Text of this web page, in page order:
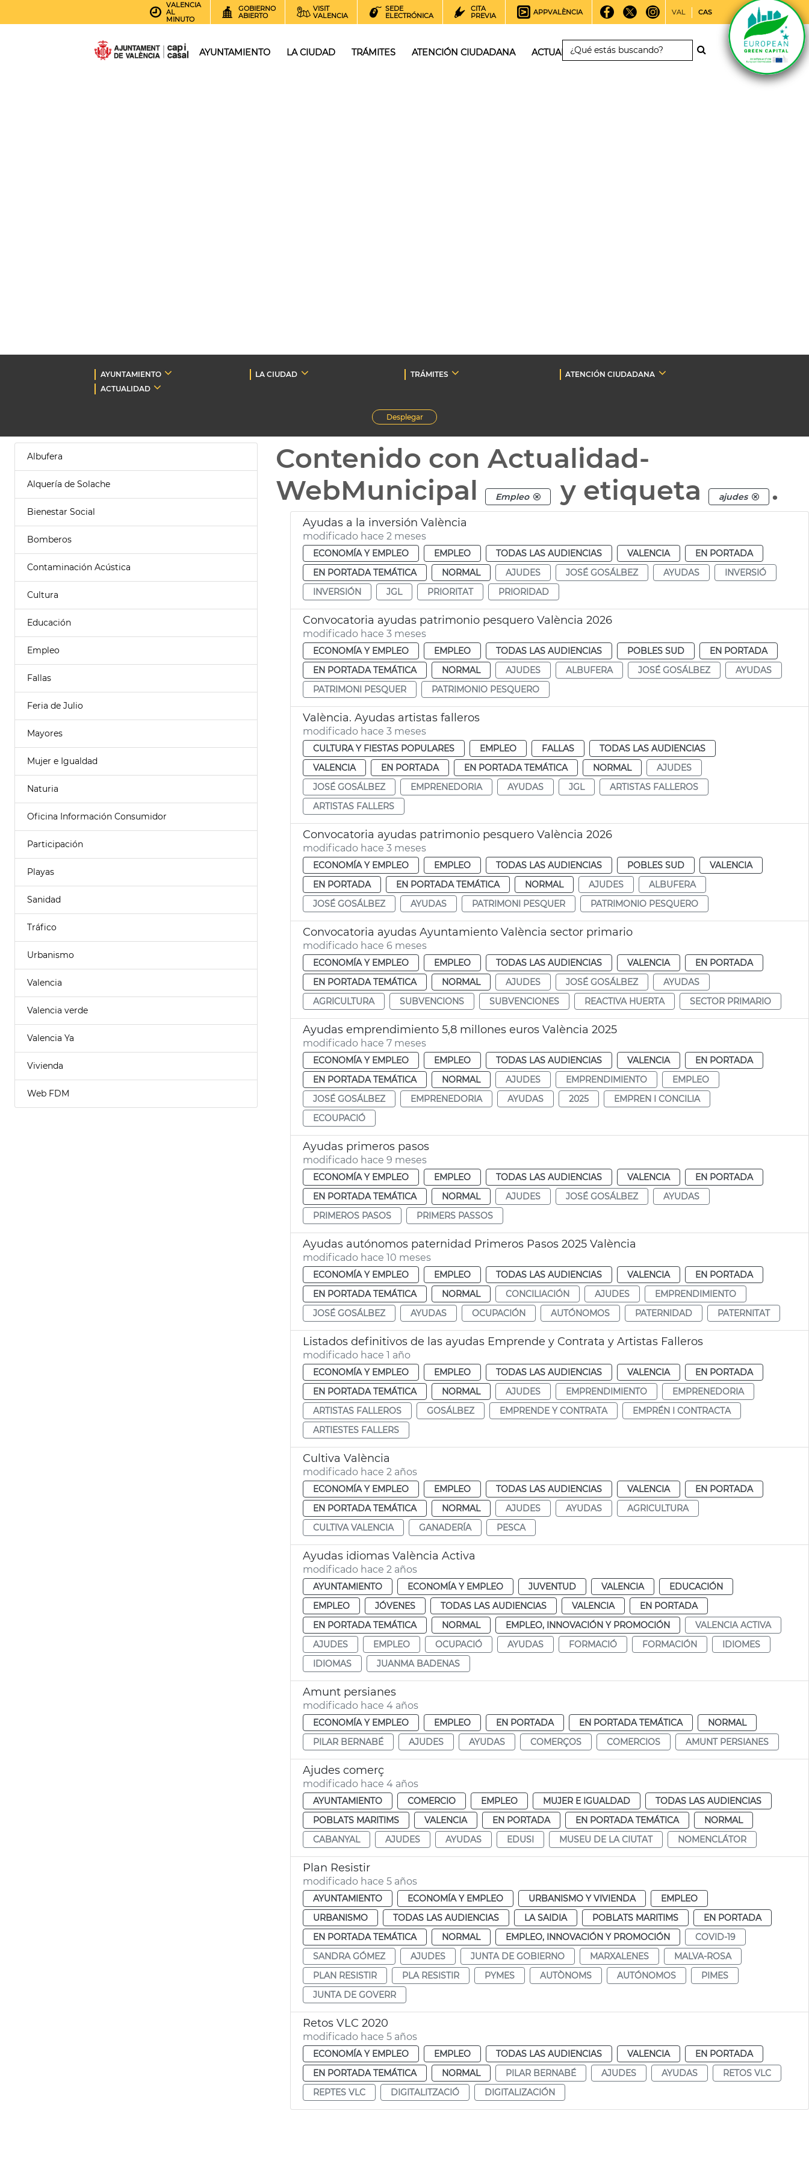
VALENCIA
AL
MINUTO
GOBIERNO
ABIERTO
VISIT
VALENCIA
SEDE
ELECTRÓNICA
CITA
PREVIA
APPVALÈNCIA VAL CAS
AYUNTAMIENTO LA CIUDAD TRÁMITES ATENCIÓN CIUDADANA ACTUALIDAD
AYUNTAMIENTO LA CIUDAD TRÁMITES
ATENCIÓN CIUDADANA
ACTUALIDAD
Desplegar
Albufera
Alquería de Solache
Bienestar Social
Bomberos
Contaminación Acústica
Cultura
Educación
Empleo
Fallas
Feria de Julio
Mayores
Mujer e Igualdad
Naturia
Oficina Información Consumidor
Participación
Playas
Sanidad
Tráfico
Urbanismo
Valencia
Valencia verde
Valencia Ya
Vivienda
Web FDM
Contenido con Actualidad-
WebMunicipal
Empleo y etiqueta ajudes .
Ayudas a la inversión València
modificado hace 2 meses
ECONOMÍA Y EMPLEO EMPLEO TODAS LAS AUDIENCIAS VALENCIA
EN PORTADA
EN PORTADA TEMÁTICA
NORMAL AJUDES JOSÉ GOSÁLBEZ AYUDAS
INVERSIÓ
INVERSIÓN
JGL PRIORITAT PRIORIDAD
Convocatoria ayudas patrimonio pesquero València 2026
modificado hace 3 meses
ECONOMÍA Y EMPLEO EMPLEO TODAS LAS AUDIENCIAS POBLES SUD
EN PORTADA
EN PORTADA TEMÁTICA
NORMAL AJUDES ALBUFERA JOSÉ GOSÁLBEZ
AYUDAS
PATRIMONI PESQUER
PATRIMONIO PESQUERO
València. Ayudas artistas falleros
modificado hace 3 meses
CULTURA Y FIESTAS POPULARES EMPLEO FALLAS
TODAS LAS AUDIENCIAS
VALENCIA
EN PORTADA EN PORTADA TEMÁTICA NORMAL
AJUDES
JOSÉ GOSÁLBEZ
EMPRENEDORIA AYUDAS JGL
ARTISTAS FALLEROS
ARTISTAS FALLERS
Convocatoria ayudas patrimonio pesquero València 2026
modificado hace 3 meses
ECONOMÍA Y EMPLEO EMPLEO TODAS LAS AUDIENCIAS POBLES SUD
VALENCIA
EN PORTADA
EN PORTADA TEMÁTICA NORMAL AJUDES
ALBUFERA
JOSÉ GOSÁLBEZ
AYUDAS PATRIMONI PESQUER PATRIMONIO PESQUERO
Convocatoria ayudas Ayuntamiento València sector primario
modificado hace 6 meses
ECONOMÍA Y EMPLEO EMPLEO TODAS LAS AUDIENCIAS VALENCIA
EN PORTADA
EN PORTADA TEMÁTICA
NORMAL AJUDES JOSÉ GOSÁLBEZ
AYUDAS
AGRICULTURA
SUBVENCIONS SUBVENCIONES REACTIVA HUERTA SECTOR PRIMARIO
Ayudas emprendimiento 5,8 millones euros València 2025
modificado hace 7 meses
ECONOMÍA Y EMPLEO EMPLEO TODAS LAS AUDIENCIAS VALENCIA
EN PORTADA
EN PORTADA TEMÁTICA
NORMAL AJUDES EMPRENDIMIENTO
EMPLEO
JOSÉ GOSÁLBEZ
EMPRENEDORIA AYUDAS 2025
EMPREN I CONCILIA
ECOUPACIÓ
Ayudas primeros pasos
modificado hace 9 meses
ECONOMÍA Y EMPLEO EMPLEO TODAS LAS AUDIENCIAS VALENCIA
EN PORTADA
EN PORTADA TEMÁTICA
NORMAL AJUDES JOSÉ GOSÁLBEZ
AYUDAS
PRIMEROS PASOS
PRIMERS PASSOS
Ayudas autónomos paternidad Primeros Pasos 2025 València
modificado hace 10 meses
ECONOMÍA Y EMPLEO EMPLEO TODAS LAS AUDIENCIAS VALENCIA
EN PORTADA
EN PORTADA TEMÁTICA
NORMAL CONCILIACIÓN AJUDES
EMPRENDIMIENTO
JOSÉ GOSÁLBEZ
AYUDAS OCUPACIÓN AUTÓNOMOS PATERNIDAD PATERNITAT
Listados definitivos de las ayudas Emprende y Contrata y Artistas Falleros
modificado hace 1 año
ECONOMÍA Y EMPLEO EMPLEO TODAS LAS AUDIENCIAS VALENCIA
EN PORTADA
EN PORTADA TEMÁTICA
NORMAL AJUDES EMPRENDIMIENTO
EMPRENEDORIA
ARTISTAS FALLEROS
GOSÁLBEZ EMPRENDE Y CONTRATA
EMPRÉN I CONTRACTA
ARTIESTES FALLERS
Cultiva València
modificado hace 2 años
ECONOMÍA Y EMPLEO EMPLEO TODAS LAS AUDIENCIAS VALENCIA
EN PORTADA
EN PORTADA TEMÁTICA
NORMAL AJUDES AYUDAS
AGRICULTURA
CULTIVA VALENCIA
GANADERÍA PESCA
Ayudas idiomas València Activa
modificado hace 2 años
AYUNTAMIENTO ECONOMÍA Y EMPLEO JUVENTUD VALENCIA
EDUCACIÓN
EMPLEO
JÓVENES TODAS LAS AUDIENCIAS VALENCIA
EN PORTADA
EN PORTADA TEMÁTICA
NORMAL EMPLEO, INNOVACIÓN Y PROMOCIÓN
VALENCIA ACTIVA
AJUDES
EMPLEO OCUPACIÓ AYUDAS FORMACIÓ FORMACIÓN
IDIOMES
IDIOMAS
JUANMA BADENAS
Amunt persianes
modificado hace 4 años
ECONOMÍA Y EMPLEO EMPLEO EN PORTADA EN PORTADA TEMÁTICA
NORMAL
PILAR BERNABÉ
AJUDES AYUDAS COMERÇOS COMERCIOS AMUNT PERSIANES
Ajudes comerç
modificado hace 4 años
AYUNTAMIENTO COMERCIO EMPLEO MUJER E IGUALDAD
TODAS LAS AUDIENCIAS
POBLATS MARITIMS
VALENCIA EN PORTADA EN PORTADA TEMÁTICA
NORMAL
CABANYAL
AJUDES AYUDAS EDUSI MUSEU DE LA CIUTAT NOMENCLÁTOR
Plan Resistir
modificado hace 5 años
AYUNTAMIENTO ECONOMÍA Y EMPLEO URBANISMO Y VIVIENDA
EMPLEO
URBANISMO
TODAS LAS AUDIENCIAS LA SAIDIA POBLATS MARITIMS
EN PORTADA
EN PORTADA TEMÁTICA
NORMAL EMPLEO, INNOVACIÓN Y PROMOCIÓN
COVID-19
SANDRA GÓMEZ
AJUDES JUNTA DE GOBIERNO MARXALENES
MALVA-ROSA
PLAN RESISTIR
PLA RESISTIR PYMES AUTÒNOMS AUTÓNOMOS
PIMES
JUNTA DE GOVERR
Retos VLC 2020
modificado hace 5 años
ECONOMÍA Y EMPLEO EMPLEO TODAS LAS AUDIENCIAS VALENCIA
EN PORTADA
EN PORTADA TEMÁTICA
NORMAL PILAR BERNABÉ AJUDES AYUDAS
RETOS VLC
REPTES VLC
DIGITALITZACIÓ DIGITALIZACIÓN